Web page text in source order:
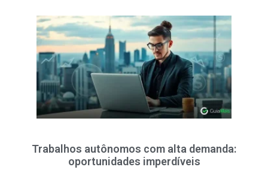
Trabalhos autônomos com alta demanda:
oportunidades imperdíveis